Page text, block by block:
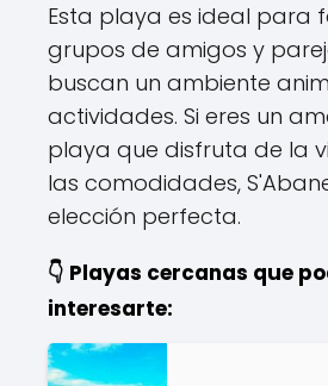
Esta playa es ideal para
grupos de amigos y
buscan un ambiente
actividades. Si eres un
playa que disfruta de la
las comodidades,
elección perfecta.
👇 Playas cercanas que
interesarte: